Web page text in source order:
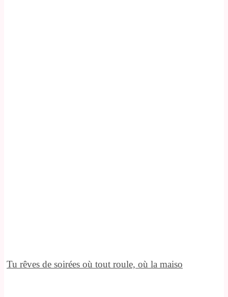
Tu rêves de soirées où tout roule, où la maiso